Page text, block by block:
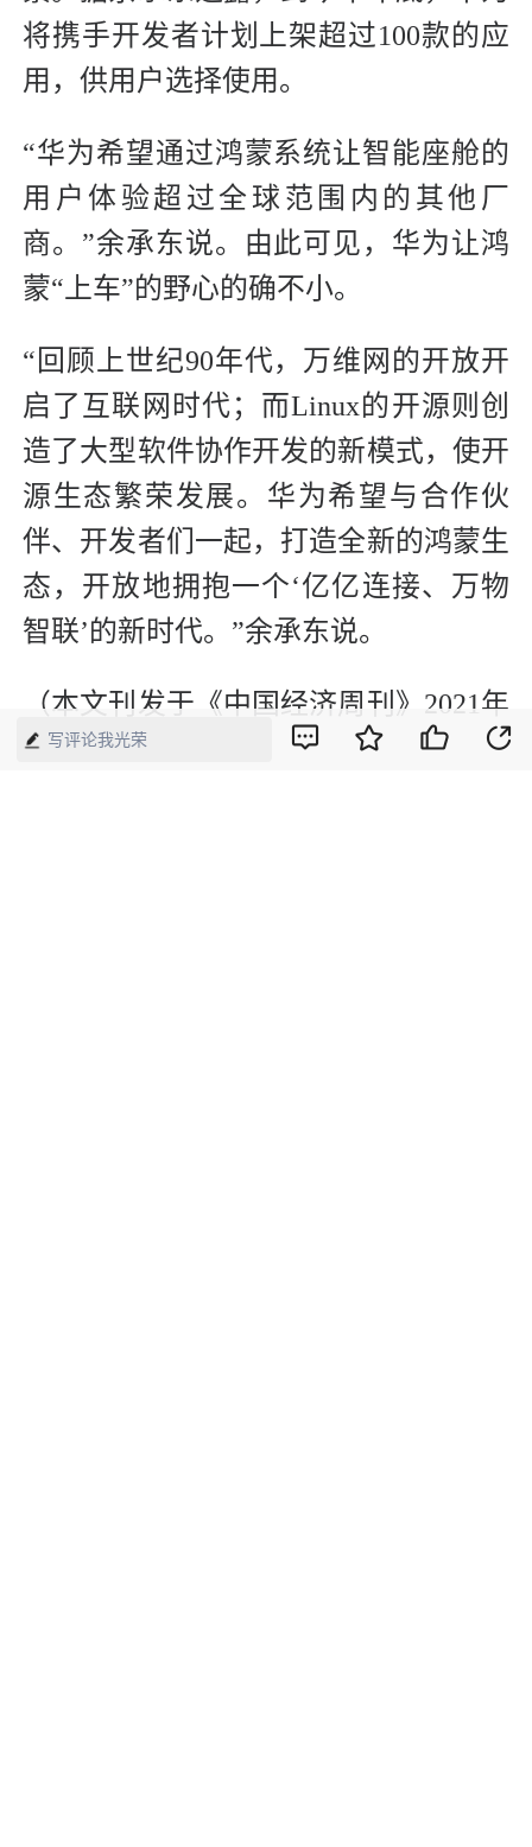
将携手开发者计划上架超过100款的应
用，供用户选择使用。
“华为希望通过鸿蒙系统让智能座舱的
用户体验超过全球范围内的其他厂
商。”余承东说。由此可见，华为让鸿
蒙“上车”的野心的确不小。
“回顾上世纪90年代，万维网的开放开
启了互联网时代；而Linux的开源则创
造了大型软件协作开发的新模式，使开
源生态繁荣发展。华为希望与合作伙
伴、开发者们一起，打造全新的鸿蒙生
态，开放地拥抱一个‘亿亿连接、万物
智联’的新时代。”余承东说。
（本文刊发于《中国经济周刊》2021年
第20期）
写评论我光荣